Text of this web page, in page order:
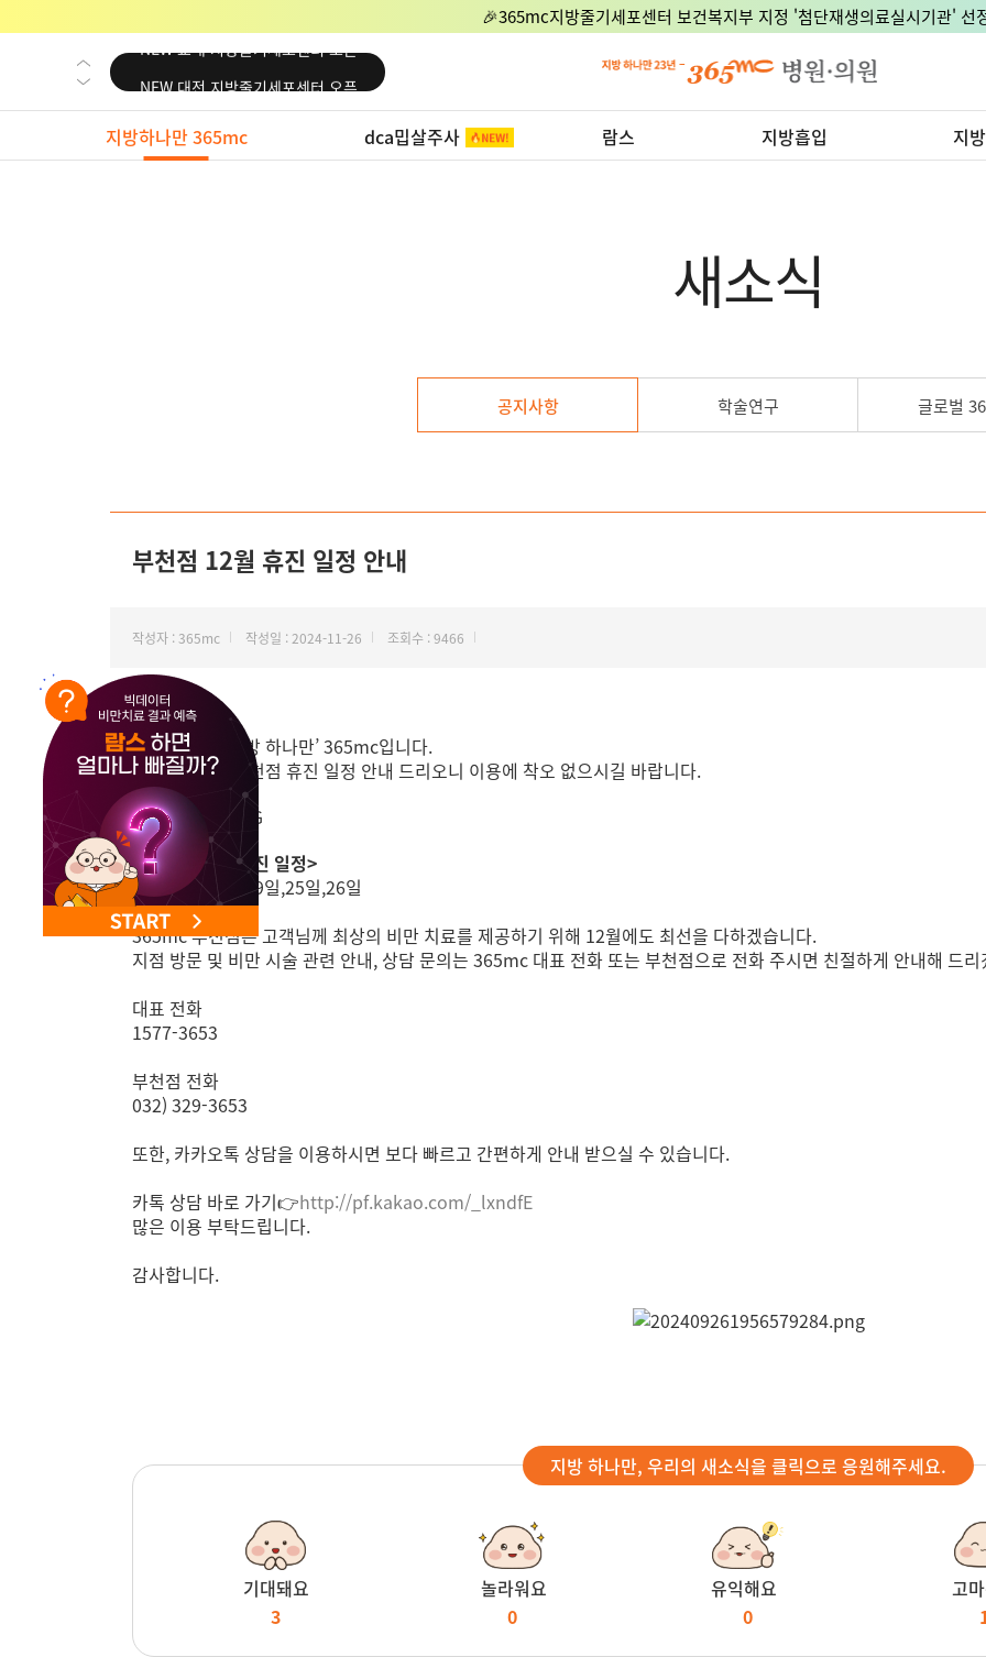
🎉365mc지방줄기세포센터 보건복지부 지정 '첨단재생의료실시기관' 선
NEW 교대 지방줄기세포센터 오픈
NEW 노원 지방줄기세포센터 오픈
NEW 미국 LA점 오픈
지방하나만 365mc dca밉살주사 람스 지방흡입 지
새소식
공지사항 학술연구 글로벌
부천점 12월 휴진 일정 안내
작성자 : 365mc 작성일 : 2024-11-26 조회수 : 9466
안녕하세요, ‘지방 하나만’ 365mc입니다.
12월 365mc 부천점 휴진 일정 안내 드리오니 이용에 착오 없으시길 바랍니다.
<부천점 12월 휴진 일정>
5일,12일,18일,19일,25일,26일
365mc 부천점은 고객님께 최상의 비만 치료를 제공하기 위해 12월에도 최선을 다하겠습니다.
지점 방문 및 비만 시술 관련 안내, 상담 문의는 365mc 대표 전화 또는 부천점으로 전화 주시면 친절하게 안내해 드
대표 전화
1577-3653
부천점 전화
032) 329-3653
또한, 카카오톡 상담을 이용하시면 보다 빠르고 간편하게 안내 받으실 수 있습니다.
카톡 상담 바로 가기👉http://pf.kakao.com/_lxndfE
많은 이용 부탁드립니다.
감사합니다.
지방 하나만, 우리의 새소식을 클릭으로 응원해주세요.
기대돼요
3
놀라워요
0
유익해요
0
고